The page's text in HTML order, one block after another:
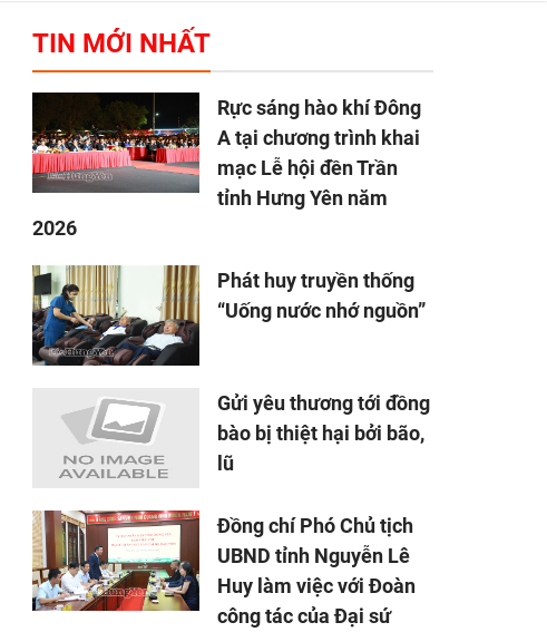
TIN MỚI NHẤT
Rực sáng hào khí Đông
A tại chương trình khai
mạc Lễ hội đền Trần
tỉnh Hưng Yên năm
2026
Phát huy truyền thống
“Uống nước nhớ nguồn”
Gửi yêu thương tới đồng
bào bị thiệt hại bởi bão,
lũ
Đồng chí Phó Chủ tịch
UBND tỉnh Nguyễn Lê
Huy làm việc với Đoàn
công tác của Đại sứ